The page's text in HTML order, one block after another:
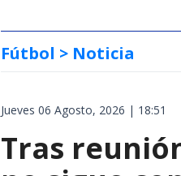
Fútbol > Noticia
Jueves 06 Agosto, 2026 | 18:51
Tras